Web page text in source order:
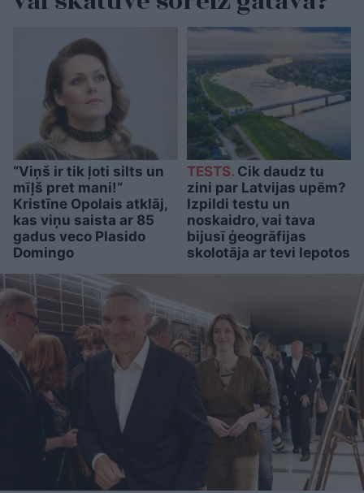
“Viņš ir tik ļoti silts un
mīļš pret mani!”
Kristīne Opolais atklāj,
kas viņu saista ar 85
gadus veco Plasido
Domingo
TESTS.Cik daudz tu
zini par Latvijas upēm?
Izpildi testu un
noskaidro, vai tava
bijusī ģeogrāfijas
skolotāja ar tevi lepotos